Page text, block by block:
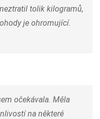
tolik kilogramů,
je ohromující.
očekávala. Měla
na některé